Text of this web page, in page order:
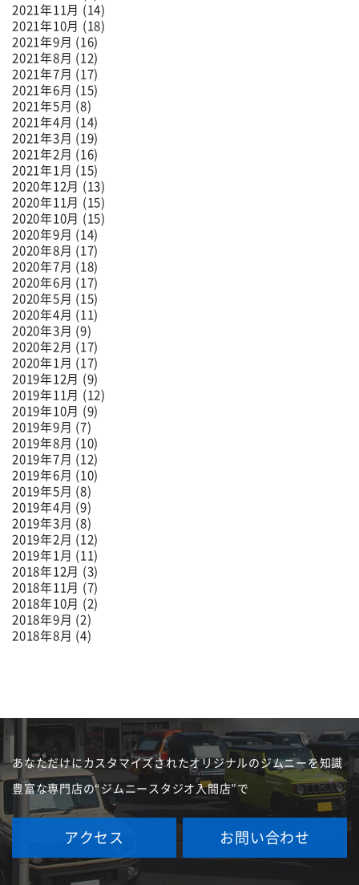
2021年11月 (14)
2021年10月 (18)
2021年9月 (16)
2021年8月 (12)
2021年7月 (17)
2021年6月 (15)
2021年5月 (8)
2021年4月 (14)
2021年3月 (19)
2021年2月 (16)
2021年1月 (15)
2020年12月 (13)
2020年11月 (15)
2020年10月 (15)
2020年9月 (14)
2020年8月 (17)
2020年7月 (18)
2020年6月 (17)
2020年5月 (15)
2020年4月 (11)
2020年3月 (9)
2020年2月 (17)
2020年1月 (17)
2019年12月 (9)
2019年11月 (12)
2019年10月 (9)
2019年9月 (7)
2019年8月 (10)
2019年7月 (12)
2019年6月 (10)
2019年5月 (8)
2019年4月 (9)
2019年3月 (8)
2019年2月 (12)
2019年1月 (11)
2018年12月 (3)
2018年11月 (7)
2018年10月 (2)
2018年9月 (2)
2018年8月 (4)
あなただけにカスタマイズされたオリジナルのジムニーを知識
豊富な専門店の“ジムニースタジオ入間店”で
アクセス お問い合わせ